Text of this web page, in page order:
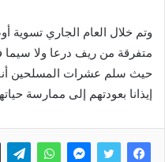
وتم خلال العام الجاري
متفرقة من ريف درعا ولا
حيث سلم عشرات المسلحين
إيذانا بعودتهم إلى ممارسة